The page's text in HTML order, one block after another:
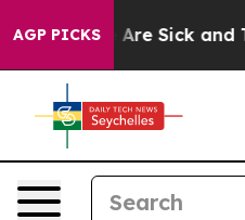
AGP PICKSAre Sick and